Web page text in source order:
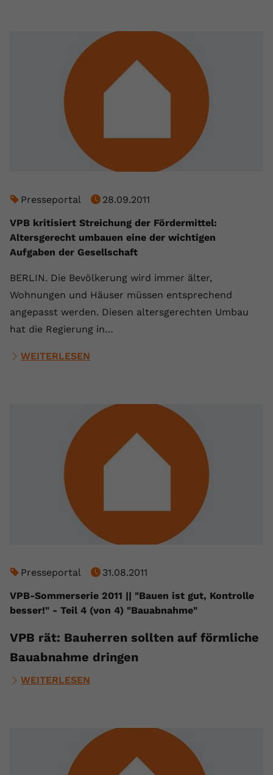
Presseportal
28.09.2011
VPB kritisiert Streichung der Fördermittel:
Altersgerecht umbauen eine der wichtigen
Aufgaben der Gesellschaft
BERLIN. Die Bevölkerung wird immer älter,
Wohnungen und Häuser müssen entsprechend
angepasst werden. Diesen altersgerechten Umbau
hat die Regierung in…
WEITERLESEN
Presseportal
31.08.2011
VPB-Sommerserie 2011 || "Bauen ist gut, Kontrolle
besser!" - Teil 4 (von 4) "Bauabnahme"
VPB rät: Bauherren sollten auf förmliche
Bauabnahme dringen
WEITERLESEN